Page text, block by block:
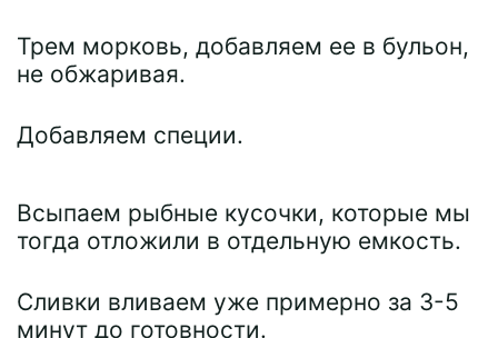
Трем морковь, добавляем ее в бульон,
не обжаривая.
Добавляем специи.
Всыпаем рыбные кусочки, которые мы
тогда отложили в отдельную емкость.
Сливки вливаем уже примерно за 3-5
минут до готовности.